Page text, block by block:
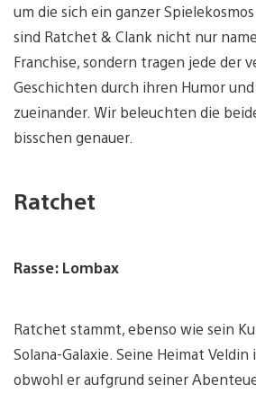
um die sich ein ganzer
sind Ratchet & Clank nicht nur
Franchise, sondern tragen jede der
Geschichten durch ihren Humor
zueinander. Wir beleuchten die
bisschen genauer.
Ratchet
Rasse: Lombax
Ratchet stammt, ebenso wie sein
Solana-Galaxie. Seine Heimat
obwohl er aufgrund seiner